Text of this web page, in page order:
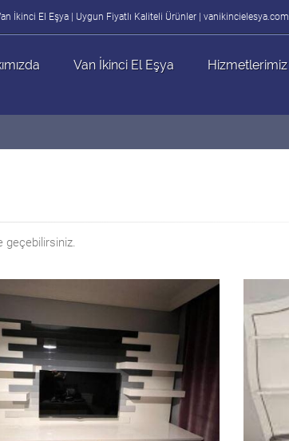
İkinci El Eşya | Uygun Fiyatlı Kaliteli Ürünler | vanikincielesya.com
Van İkinci El Eşya Hizmetlerimiz
geçebilirsiniz.